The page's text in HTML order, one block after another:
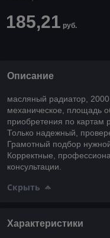
185,21 руб.
Описание
масляный радиатор, 2000
механическое, площадь
приобретения по картам
Только надежный,
Грамотный подбор
Корректные,
консультации.
Скрыть
Характеристики